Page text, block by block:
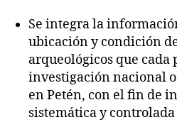
Se integra la
ubicación y condición
arqueológicos que cada
investigación nacional
en Petén, con el fin de
sistemática y